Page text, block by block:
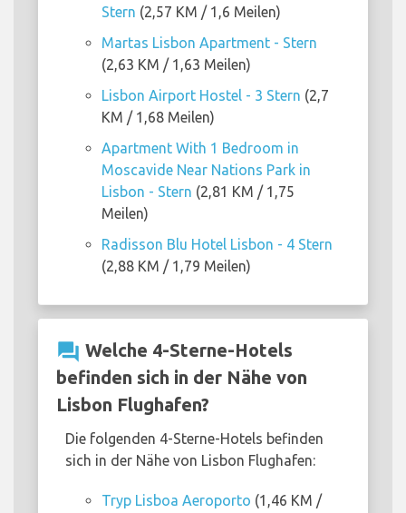
Stern (2,57 KM / 1,6 Meilen)
Martas Lisbon Apartment - Stern
(2,63 KM / 1,63 Meilen)
Lisbon Airport Hostel - 3 Stern (2,7
KM / 1,68 Meilen)
Apartment With 1 Bedroom in
Moscavide Near Nations Park in
Lisbon - Stern (2,81 KM / 1,75
Meilen)
Radisson Blu Hotel Lisbon - 4 Stern
(2,88 KM / 1,79 Meilen)
question_answer Welche 4-Sterne-Hotels
befinden sich in der Nähe von
Lisbon Flughafen?
Die folgenden 4-Sterne-Hotels befinden
sich in der Nähe von Lisbon Flughafen:
Tryp Lisboa Aeroporto (1,46 KM /